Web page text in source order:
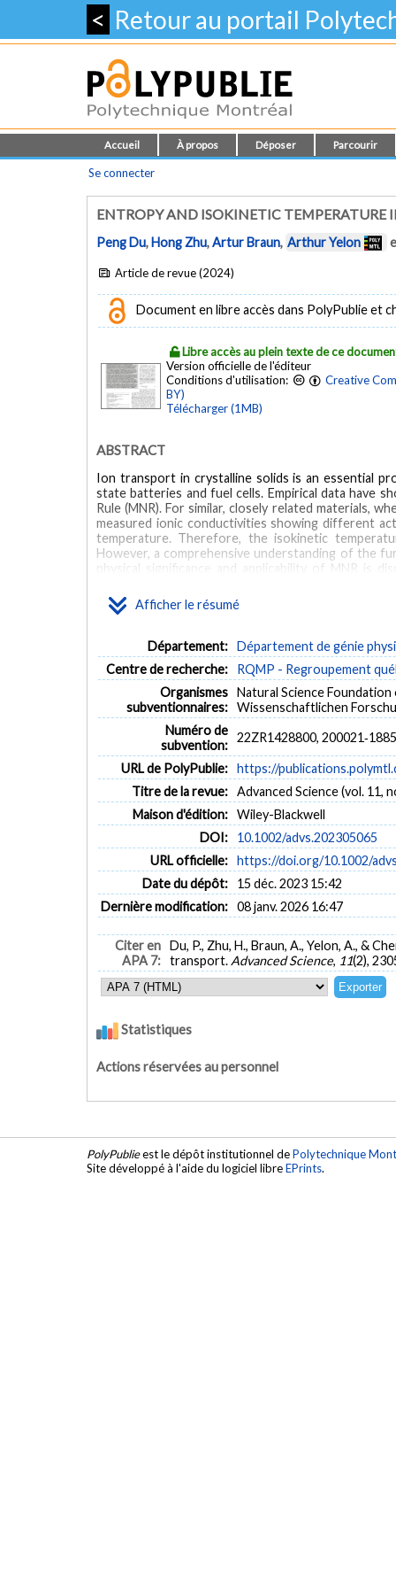
< Retour au portail
Accueil À propos Déposer Parcourir
Se connecter
ENTROPY AND ISOKINETIC TEMPERATURE
Peng Du,Hong Zhu,Artur Braun, Arthur Yelon
Article de revue (2024)
Document en libre accès dans PolyPublie et
Libre accès au plein texte de ce
Version officielle de l'éditeur
Conditions d'utilisation:
Creative
BY)
Télécharger (1MB)
Afficher le résumé
ABSTRACT
Ion transport in crystalline solids is an essential
state batteries and fuel cells. Empirical data have
Rule (MNR). For similar, closely related materials,
measured ionic conductivities showing different
temperature. Therefore, the isokinetic
However, a comprehensive understanding of the
physical significance and applicability of MNR is
provide the excitation energy for the ions to
suggests that isokinetic temperature can be
The need to effectively determine the isokinetic
with high conductivity is highlighted.
Département: Département de génie
Centre de recherche:
RQMP - Regroupement
Organismes
subventionnaires:
Natural Science
Wissenschaftlichen
Numéro de
subvention:
22ZR1428800,
URL de PolyPublie: https://
Titre de la revue: Advanced Science (vol. 11,
Maison d'édition: Wiley-Blackwell
DOI:
10.1002/advs.202305065
URL officielle: https://doi.org/10.1002/
Date du dépôt:
15 déc. 2023 15:42
Dernière modification: 08 janv. 2026 16:47
Citer en
APA 7:
Du, P., Zhu, H., Braun, A., Yelon, A., &
transport. Advanced Science, 11(2),
Statistiques
Actions réservées au personnel
PolyPublieest le dépôt institutionnel dePolytechnique
Site développé à l'aide du logiciel libreEPrints.